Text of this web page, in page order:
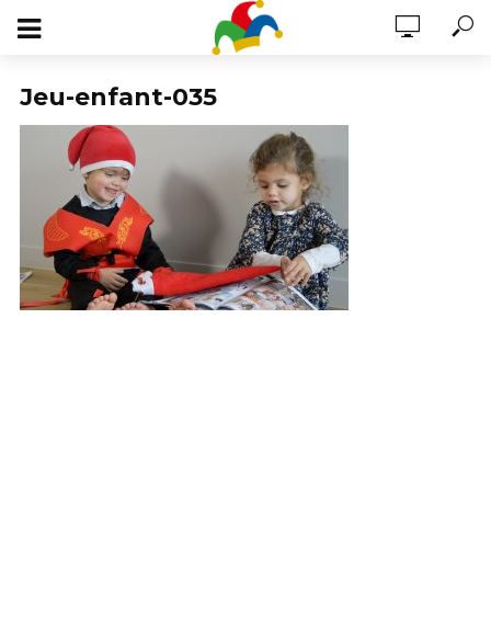
Jeu-enfant-035